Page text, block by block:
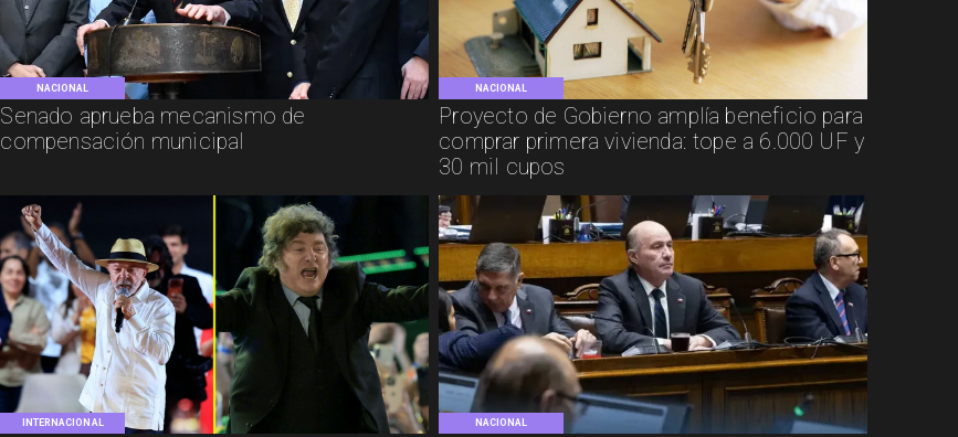
NACIONAL
Senado aprueba mecanismo de
compensación municipal
NACIONAL
Proyecto de Gobierno amplía beneficio para
comprar primera vivienda: tope a 6.000 UF y
30 mil cupos
INTERNACIONAL NACIONAL